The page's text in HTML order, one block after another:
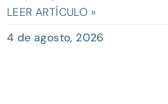
LEER ARTÍCULO »
4 de agosto, 2026